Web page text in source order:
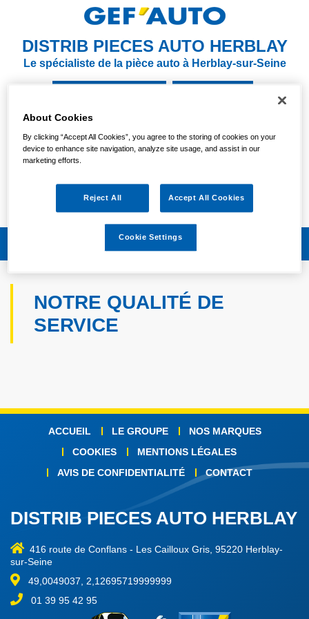
DISTRIB PIECES AUTO HERBLAY
Le spécialiste de la pièce auto à Herblay-sur-Seine
Votre magasin est actuellement
Vendredi :
NOTRE QUALITÉ DE
SERVICE
ACCUEIL LE GROUPE
NOS MARQUES
COOKIES
MENTIONS LÉGALES
AVIS DE CONFIDENTIALITÉ
CONTACT
DISTRIB PIECES AUTO HERBLAY
416 route de Conflans - Les Cailloux Gris, 95220 Herblay-
sur-Seine
49,0049037, 2,12695719999999
01 39 95 42 95
About Cookies
By clicking “Accept All Cookies”, you agree to the storing of cookies on your
device to enhance site navigation, analyze site usage, and assist in our
marketing efforts.
Reject All Accept All Cookies
Cookie Settings